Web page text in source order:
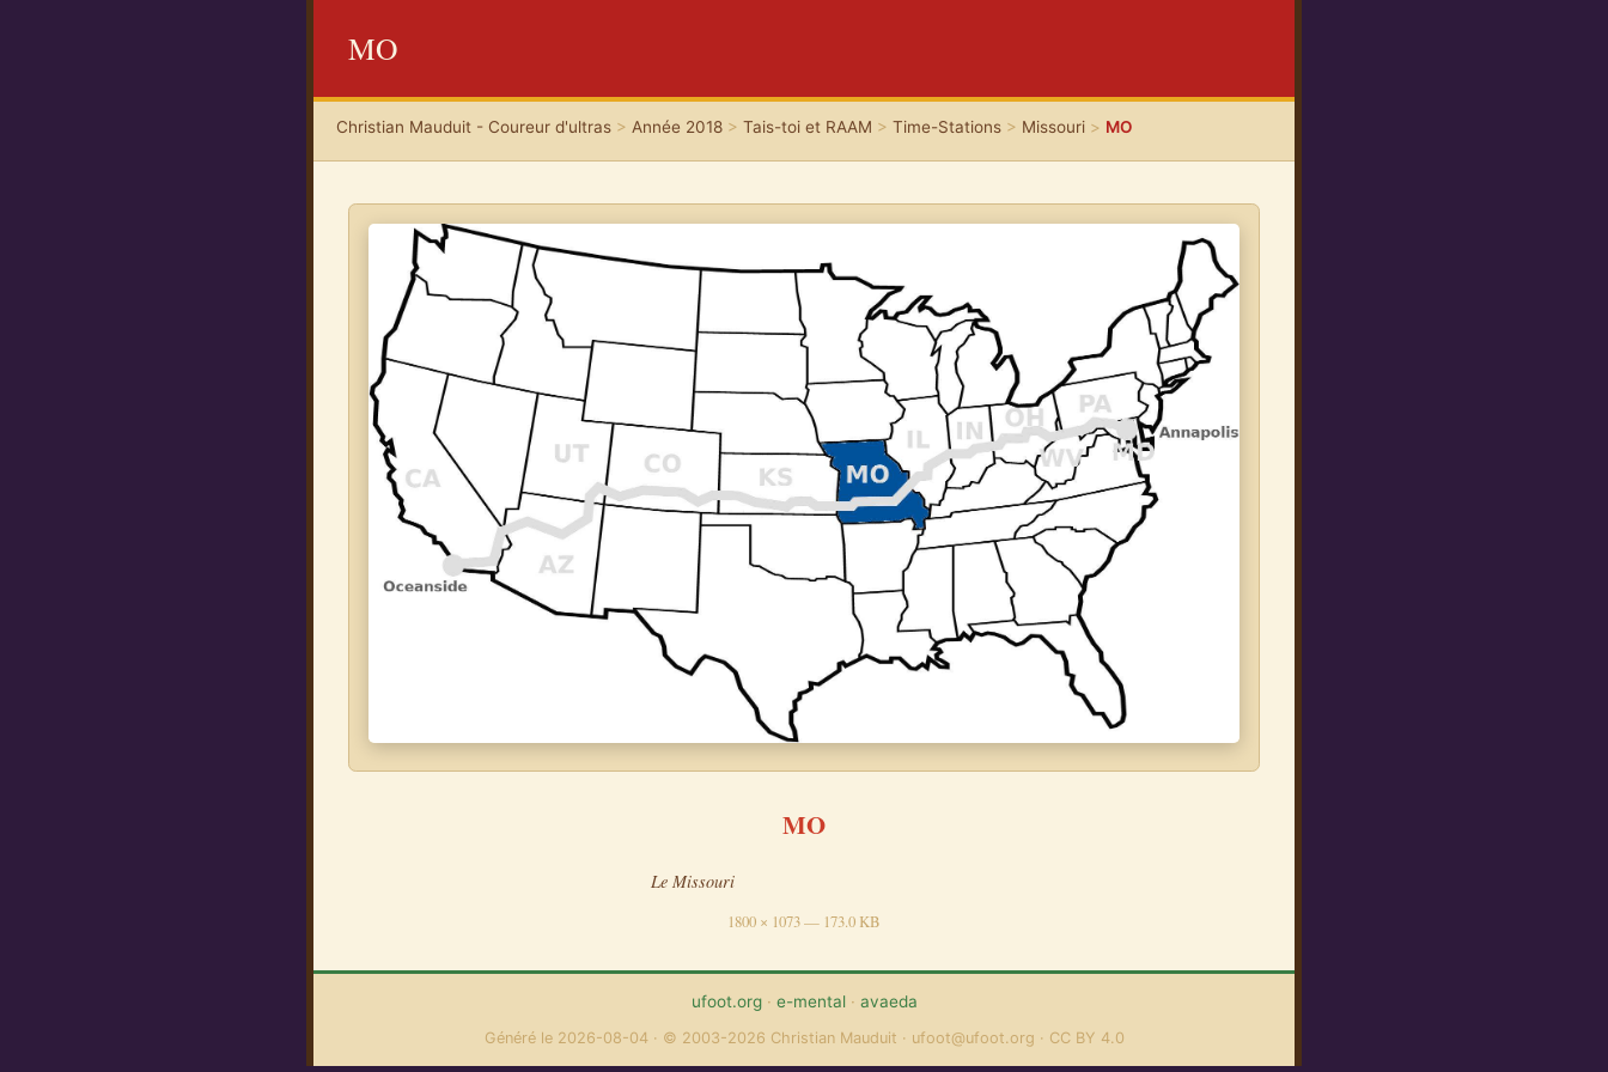
MO
Christian Mauduit - Coureur d'ultras > Année 2018 >Tais-toi et RAAM >Time-Stations > Missouri > MO
MO
Le Missouri
1800 × 1073 — 173.0 KB
ufoot.org· e-mental· avaeda
Généré le 2026-08-04 © 2003-2026 Christian Mauduit ufoot@ufoot.org CC BY 4.0